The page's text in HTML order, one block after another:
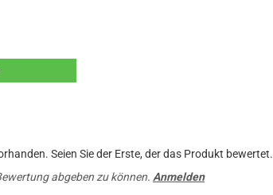
Seien Sie der Erste, der das Produkt bewertet.
abgeben zu können. Anmelden